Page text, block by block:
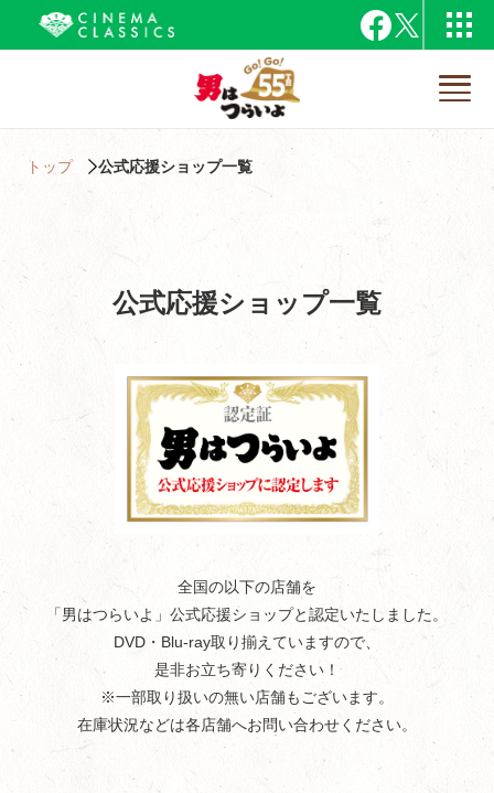
トップ 公式応援ショップ一覧
公式応援ショップ一覧
全国の以下の店舗を
「男はつらいよ」公式応援ショップと認定いたしました。
DVD・Blu-ray取り揃えていますので、
是非お立ち寄りください！
※一部取り扱いの無い店舗もございます。
在庫状況などは各店舗へお問い合わせください。